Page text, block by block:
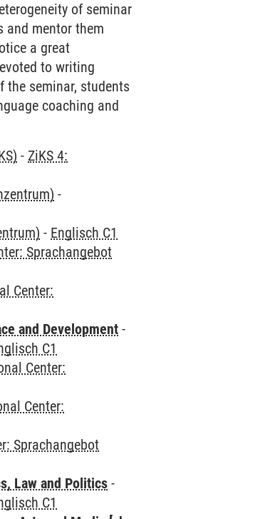
of seminar
mentor them
a great
to writing
the seminar, students
coaching and
- ZiKS 4:
-
- Englisch C1
Sprachangebot
Center:
and Development -
C1
Center:
Center:
Sprachangebot
Law and Politics -
C1